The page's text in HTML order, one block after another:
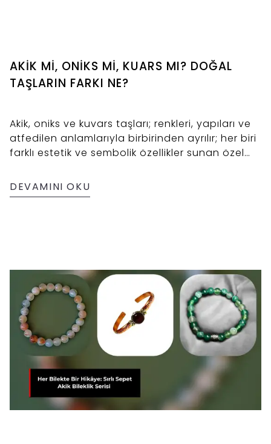
AKİK Mİ, ONİKS Mİ, KUARS MI? DOĞAL
TAŞLARIN FARKI NE?
Akik, oniks ve kuvars taşları; renkleri, yapıları ve
atfedilen anlamlarıyla birbirinden ayrılır; her biri
farklı estetik ve sembolik özellikler sunan özel
DEVAMINI OKU